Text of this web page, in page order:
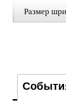
Размер